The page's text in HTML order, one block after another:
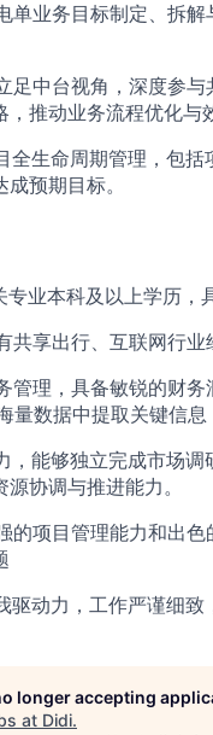
单业务目标制定、拆
足中台视角，深度参
推动业务流程优化与
全生命周期管理，包
预期目标。
业本科及以上学历，
享出行、互联网行
管理，具备敏锐的财
数据中提取关键信息
，能够独立完成市场
协调与推进能力。​
的项目管理能力和出
动力，工作严谨细致
longer accepting
at Didi.